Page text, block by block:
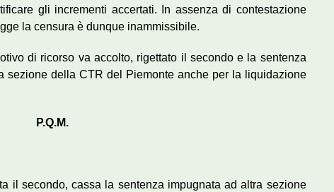
gli incrementi accertati. In assenza di contestazione
la censura è dunque inammissibile.
di ricorso va accolto, rigettato il secondo e la sentenza
sezione della CTR del Piemonte anche per la liquidazione
P.Q.M.
il secondo, cassa la sentenza impugnata ad altra sezione